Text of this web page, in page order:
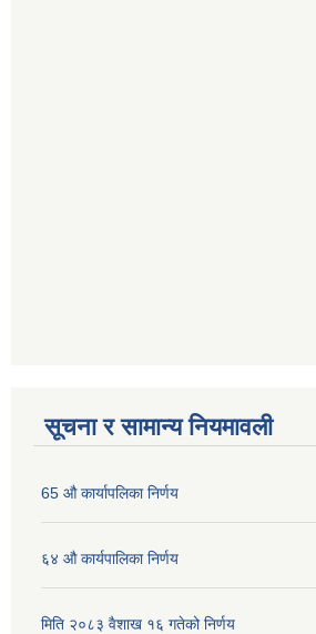
सूचना र सामान्य नियमावली
65 औ कार्यापलिका निर्णय
६४ औ कार्यपालिका निर्णय
मिति २०८३ वैशाख १६ गतेको निर्णय